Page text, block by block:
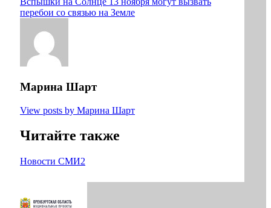
перебои со связью на Земле
Марина Шарт
View posts by Марина Шарт
Читайте также
Новости СМИ2